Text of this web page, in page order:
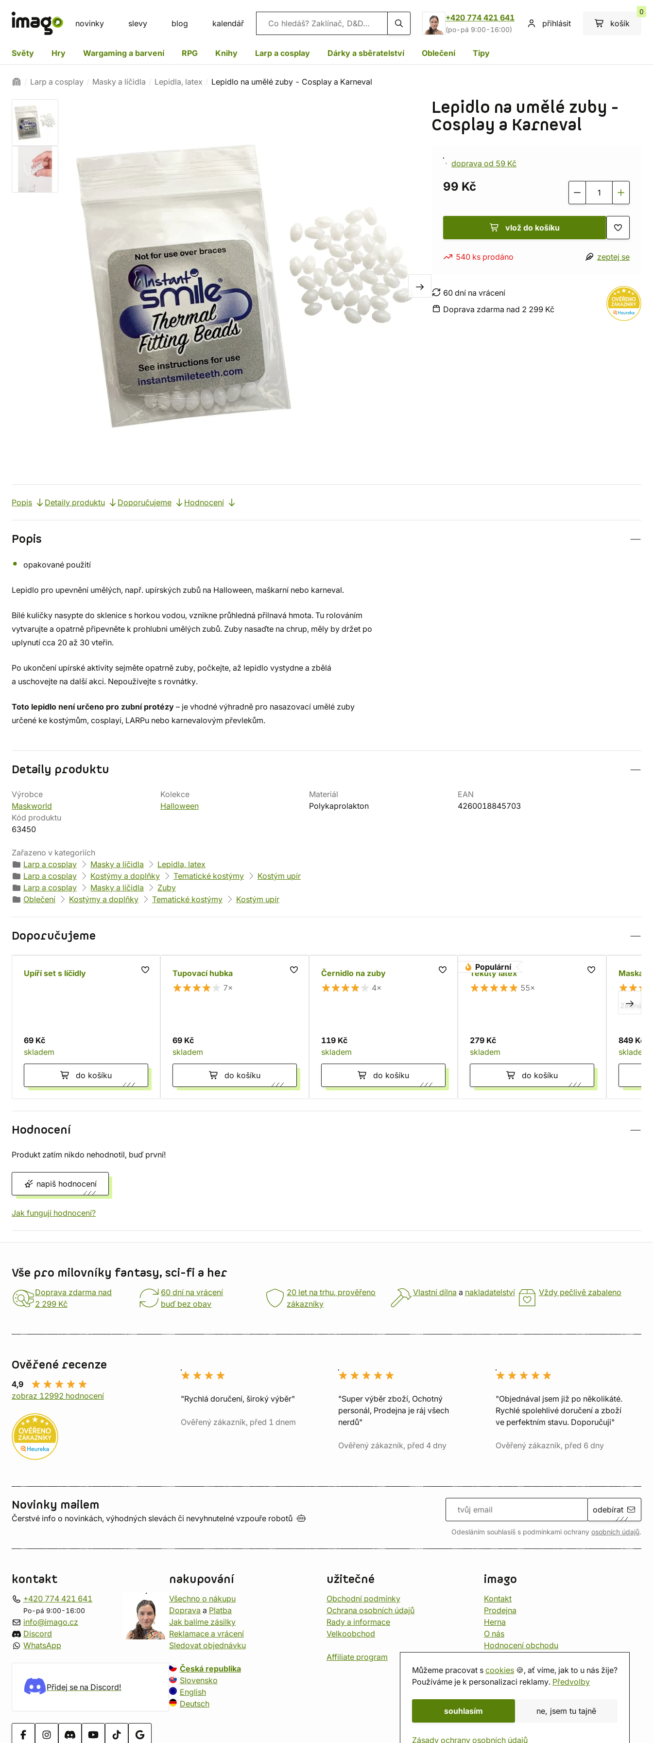
novinky slevy blog kalendář Vyhledávání
+420 774 421 641
(po-pá 9:00-16:00)
přihlásit košík
0
Světy Hry Wargaming a barvení RPG Knihy Larp a cosplay Dárky a sběratelství Oblečení Tipy
Larp a cosplay Masky a líčidla Lepidla, latex Lepidlo na umělé zuby - Cosplay a Karneval
Lepidlo na umělé zuby -
Cosplay a Karneval
doprava od 59 Kč
99 Kč
vlož do košíku
540 ks prodáno zeptej se
60 dní na vrácení
Doprava zdarma nad 2 299 Kč
Popis Detaily produktu Doporučujeme Hodnocení
Popis
opakované použití
Lepidlo pro upevnění umělých, např. upírských zubů na Halloween, maškarní nebo karneval.
Bílé kuličky nasypte do sklenice s horkou vodou, vznikne průhledná přilnavá hmota. Tu rolováním
vytvarujte a opatrně připevněte k prohlubni umělých zubů. Zuby nasaďte na chrup, měly by držet po
uplynutí cca 20 až 30 vteřin.
Po ukončení upírské aktivity sejměte opatrně zuby, počkejte, až lepidlo vystydne a zbělá
a uschovejte na další akci. Nepoužívejte s rovnátky.
Toto lepidlo není určeno pro zubní protézy – je vhodné výhradně pro nasazovací umělé zuby
určené ke kostýmům, cosplayi, LARPu nebo karnevalovým převlekům.
Detaily produktu
Výrobce
Maskworld
Kolekce
Halloween
Materiál
Polykaprolakton
EAN
4260018845703
Kód produktu
63450
Zařazeno v kategoriích
Larp a cosplay
Masky a líčidla
Lepidla, latex
Larp a cosplay
Kostýmy a doplňky Tematické kostýmy
Kostým upír
Larp a cosplay
Masky a líčidla
Zuby
Oblečení
Kostýmy a doplňky Tematické kostýmy Kostým upír
Doporučujeme
Upíří set s líčidly
69 Kč
skladem
do košíku
Tupovací hubka
7×
69 Kč
skladem
do košíku
Černidlo na zuby
4×
119 Kč
skladem
do košíku
Populární
Tekutý latex
55×
279 Kč
skladem
do košíku
Maska
Zelená
849 Kč
skladem
Hodnocení
Produkt zatím nikdo nehodnotil, buď první!
napiš hodnocení
Jak fungují hodnocení?
Můžeme pracovat s cookies 🍪, ať víme, jak to u nás žije?
Používáme je k personalizaci reklamy. Předvolby
souhlasím ne, jsem tu tajně
Zásady ochrany osobních údajů
Vše pro milovníky fantasy, sci-fi a her
Doprava zdarma nad
2 299 Kč
60 dní na vrácení
buď bez obav
20 let na trhu, prověřeno
zákazníky
Vlastní dílna a nakladatelství Vždy pečlivě zabaleno
Ověřené recenze
4,9
zobraz 12992 hodnocení
"Rychlá doručení, široký výběr"
Ověřený zákazník, před 1 dnem
"Super výběr zboží, Ochotný
personál, Prodejna je ráj všech
nerdů"
Ověřený zákazník, před 4 dny
"Objednával jsem již po několikáté.
Rychlé spolehlivé doručení a zboží
ve perfektním stavu. Doporučuji"
Ověřený zákazník, před 6 dny
Novinky mailem
Čerstvé info o novinkách, výhodných slevách či nevyhnutelné vzpouře robotů
odebírat
Odesláním souhlasíš s podmínkami ochrany osobních údajů.
kontakt
+420 774 421 641
Po-pá 9:00-16:00
info@imago.cz
Discord
WhatsApp
Přidej se na Discord!
nakupování
Všechno o nákupu
Doprava a Platba
Jak balíme zásilky
Reklamace a vrácení
Sledovat objednávku
Česká republika
Slovensko
English
Deutsch
užitečné
Obchodní podmínky
Ochrana osobních údajů
Rady a informace
Velkoobchod
Affiliate program
imago
Kontakt
Prodejna
Herna
O nás
Hodnocení obchodu
Kalendář
imago.blog